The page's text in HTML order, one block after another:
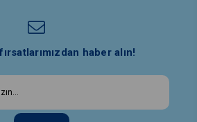
haber alın!